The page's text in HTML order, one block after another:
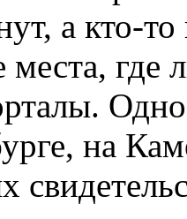
а кто-
места, где
на